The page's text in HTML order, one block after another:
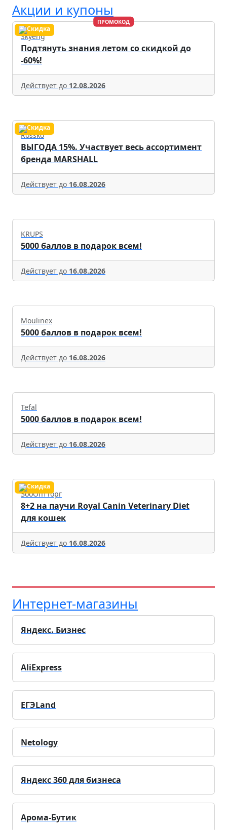
Акции и купоны
ПРОМОКОД
Skyeng
Подтянуть знания летом со скидкой до
-60%!
Действует до 12.08.2026
Rossko
ВЫГОДА 15%. Участвует весь ассортимент
бренда MARSHALL
Действует до 16.08.2026
KRUPS
5000 баллов в подарок всем!
Действует до 16.08.2026
Moulinex
5000 баллов в подарок всем!
Действует до 16.08.2026
Tefal
5000 баллов в подарок всем!
Действует до 16.08.2026
ЗооОптТорг
8+2 на паучи Royal Canin Veterinary Diet
для кошек
Действует до 16.08.2026
Интернет-магазины
Яндекс. Бизнес
AliExpress
ЕГЭLand
Netology
Яндекс 360 для бизнеса
Арома-Бутик